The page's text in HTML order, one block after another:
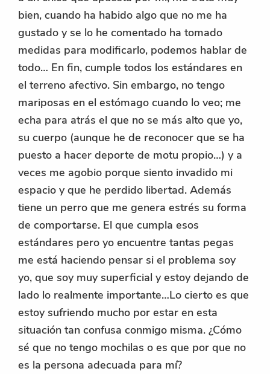
bien, cuando ha habido algo que no me ha
gustado y se lo he comentado ha tomado
medidas para modificarlo, podemos hablar de
todo… En fin, cumple todos los estándares en
el terreno afectivo. Sin embargo, no tengo
mariposas en el estómago cuando lo veo; me
echa para atrás el que no se más alto que yo,
su cuerpo (aunque he de reconocer que se ha
puesto a hacer deporte de motu propio…) y a
veces me agobio porque siento invadido mi
espacio y que he perdido libertad. Además
tiene un perro que me genera estrés su forma
de comportarse. El que cumpla esos
estándares pero yo encuentre tantas pegas
me está haciendo pensar si el problema soy
yo, que soy muy superficial y estoy dejando de
lado lo realmente importante…Lo cierto es que
estoy sufriendo mucho por estar en esta
situación tan confusa conmigo misma. ¿Cómo
sé que no tengo mochilas o es que por que no
es la persona adecuada para mí?